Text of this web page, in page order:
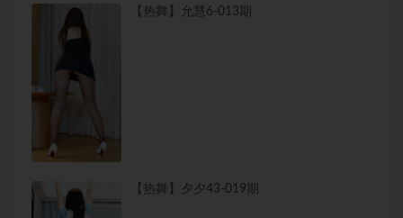
【热舞】允慧6-013期
【热舞】夕夕43-019期